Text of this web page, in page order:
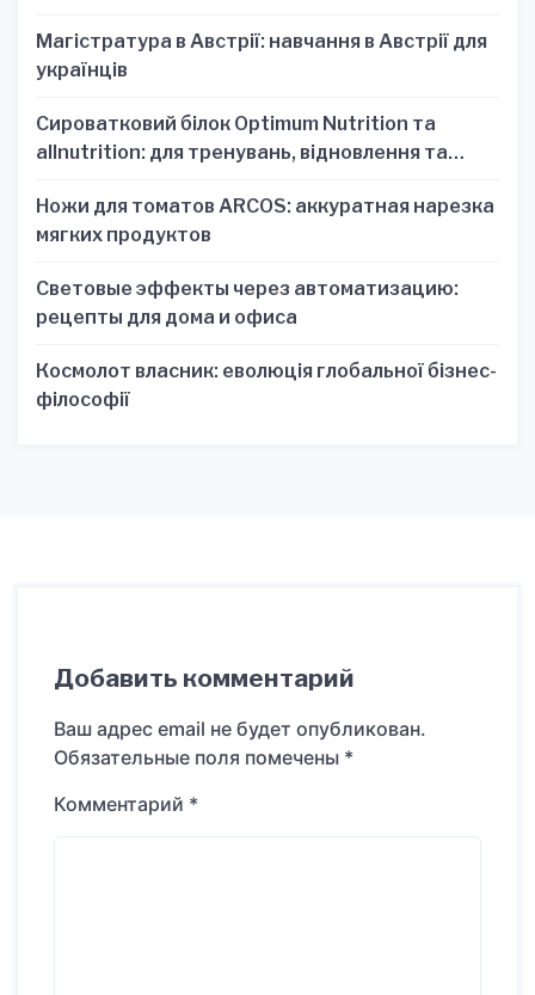
Магістратура в Австрії: навчання в Австрії для
українців
Сироватковий білок Optimum Nutrition та
allnutrition: для тренувань, відновлення та
Ножи для томатов ARCOS: аккуратная нарезка
мягких продуктов
Световые эффекты через автоматизацию:
рецепты для дома и офиса
Космолот власник: еволюція глобальної бізнес-
філософії
Добавить комментарий
Ваш адрес email не будет опубликован.
Обязательные поля помечены *
Комментарий *